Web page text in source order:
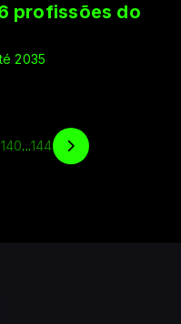
profissões do
2035
140...144